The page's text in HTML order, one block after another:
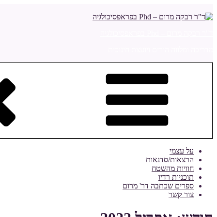
לתוכן
על עצמי
הרצאות/סדנאות
חוויות מהשטח
תוכניות רדיו
ספרים שכתבה דר' מרום
צור קשר